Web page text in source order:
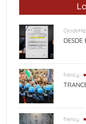
DESDE
frency
frency